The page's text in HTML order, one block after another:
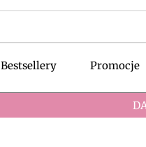
Bestsellery Promocje